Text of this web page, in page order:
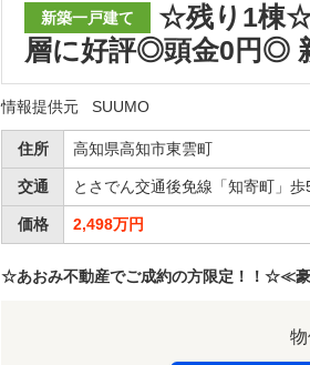
新築一戸建て
☆残り1棟☆
層に好評◎頭金0円◎
情報提供元 SUUMO
住所 高知県高知市東雲町
交通 とさでん交通後免線「知寄町」
価格 2,498万円
☆あおみ不動産でご成約の方限定！！☆≪